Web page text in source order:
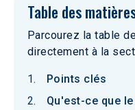
Table des
Parcourez la table
directement à la
Points clés
Qu'est-ce que